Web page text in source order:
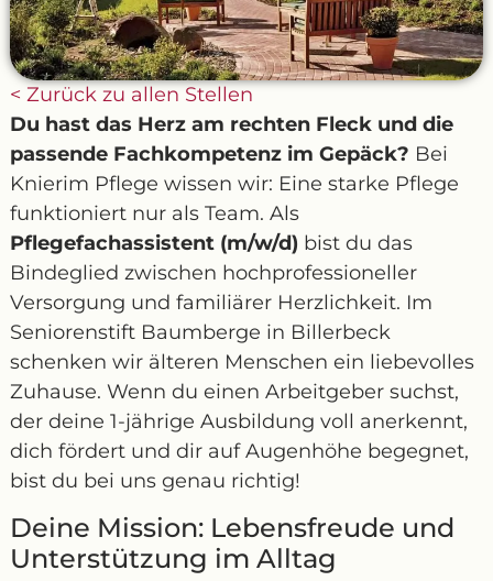
< Zurück zu allen Stellen
Du hast das Herz am rechten Fleck und die
passende Fachkompetenz im Gepäck? Bei
Knierim Pflege wissen wir: Eine starke Pflege
funktioniert nur als Team. Als
Pflegefachassistent (m/w/d) bist du das
Bindeglied zwischen hochprofessioneller
Versorgung und familiärer Herzlichkeit. Im
Seniorenstift Baumberge in Billerbeck
schenken wir älteren Menschen ein liebevolles
Zuhause. Wenn du einen Arbeitgeber suchst,
der deine 1-jährige Ausbildung voll anerkennt,
dich fördert und dir auf Augenhöhe begegnet,
bist du bei uns genau richtig!
Deine Mission: Lebensfreude und
Unterstützung im Alltag